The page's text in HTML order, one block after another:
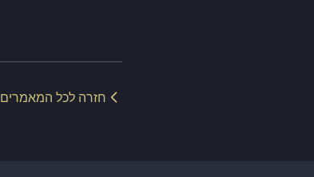
חזרה לכל המאמרים